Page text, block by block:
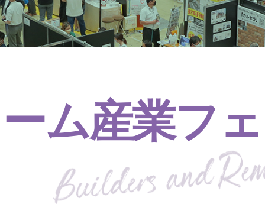
ム産業フ